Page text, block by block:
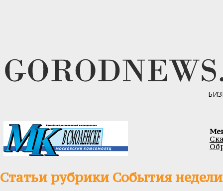
Статьи рубрики События недели